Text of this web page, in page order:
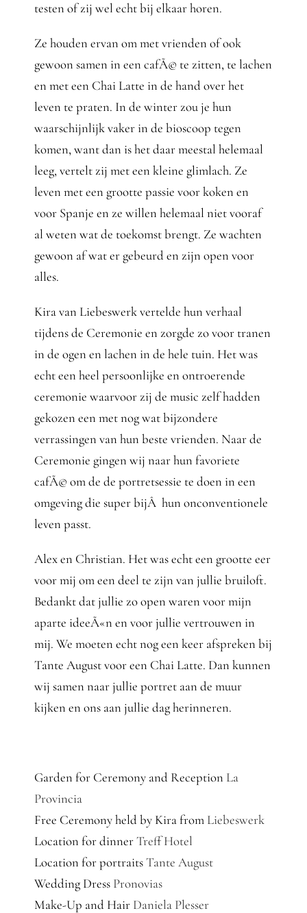
testen of zij wel echt bij elkaar horen.
Ze houden ervan om met vrienden of ook
gewoon samen in een cafÃ© te zitten, te lachen
en met een Chai Latte in de hand over het
leven te praten. In de winter zou je hun
waarschijnlijk vaker in de bioscoop tegen
komen, want dan is het daar meestal helemaal
leeg, vertelt zij met een kleine glimlach. Ze
leven met een grootte passie voor koken en
voor Spanje en ze willen helemaal niet vooraf
al weten wat de toekomst brengt. Ze wachten
gewoon af wat er gebeurd en zijn open voor
alles.
Kira van Liebeswerk vertelde hun verhaal
tijdens de Ceremonie en zorgde zo voor tranen
in de ogen en lachen in de hele tuin. Het was
echt een heel persoonlijke en ontroerende
ceremonie waarvoor zij de music zelf hadden
gekozen een met nog wat bijzondere
verrassingen van hun beste vrienden. Naar de
Ceremonie gingen wij naar hun favoriete
cafÃ© om de de portretsessie te doen in een
omgeving die super bijÂ hun onconventionele
leven passt.
Alex en Christian. Het was echt een grootte eer
voor mij om een deel te zijn van jullie bruiloft.
Bedankt dat jullie zo open waren voor mijn
aparte ideeÃ«n en voor jullie vertrouwen in
mij. We moeten echt nog een keer afspreken bij
Tante August voor een Chai Latte. Dan kunnen
wij samen naar jullie portret aan de muur
kijken en ons aan jullie dag herinneren.
Garden for Ceremony and Reception La
Provincia
Free Ceremony held by Kira from Liebeswerk
Location for dinnerTreff Hotel
Location for portraitsTante August
Wedding Dress Pronovias
Make-Up and Hair Daniela Plesser